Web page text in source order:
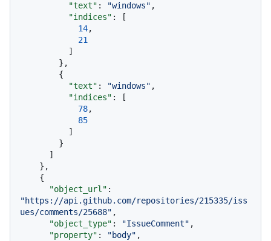
"text" : "windows" ,
"indices" :
[
14,
21
]
} ,
{
"text" : "windows" ,
"indices" :
[
78,
85
]
}
]
} ,
{
"object_url" :
"https://api.github.com/repositories/215335/iss
ues/comments/25688" ,
"object_type" : "IssueComment" ,
"property" : "body" ,